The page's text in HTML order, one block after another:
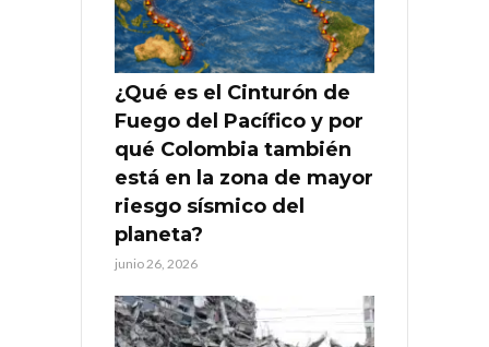
¿Qué es el Cinturón de
Fuego del Pacífico y por
qué Colombia también
está en la zona de mayor
riesgo sísmico del
planeta?
junio 26, 2026